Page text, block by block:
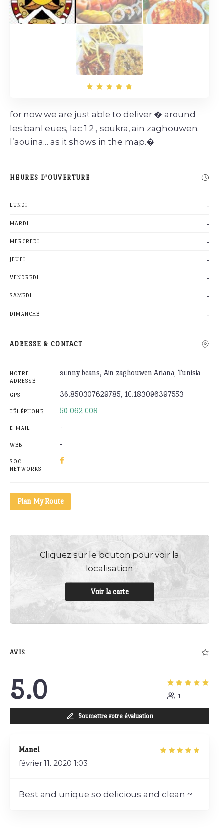
for now we are just able to deliver � around
les banlieues, lac 1,2 , soukra, ain zaghouwen.
l’aouina… as it shows in the map.�
HEURES D'OUVERTURE
LUNDI -
MARDI -
MERCREDI -
JEUDI -
VENDREDI -
SAMEDI -
DIMANCHE -
ADRESSE & CONTACT
NOTRE
ADRESSE
sunny beans, Ain zaghouwen Ariana, Tunisia
GPS 36.850307629785, 10.183096397553
TÉLÉPHONE 50 062 008
E-MAIL -
WEB -
SOC.
NETWORKS
Plan My Route
Cliquez sur le bouton pour voir la
localisation
Voir la carte
AVIS
5.0 1
Soumettre votre évaluation
Manel
février 11, 2020 1:03
Best and unique so delicious and clean ~